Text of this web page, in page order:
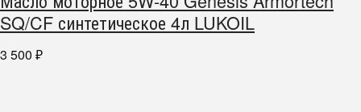
SQ/CF синтетическое 4л LUKOIL
3 500 ₽